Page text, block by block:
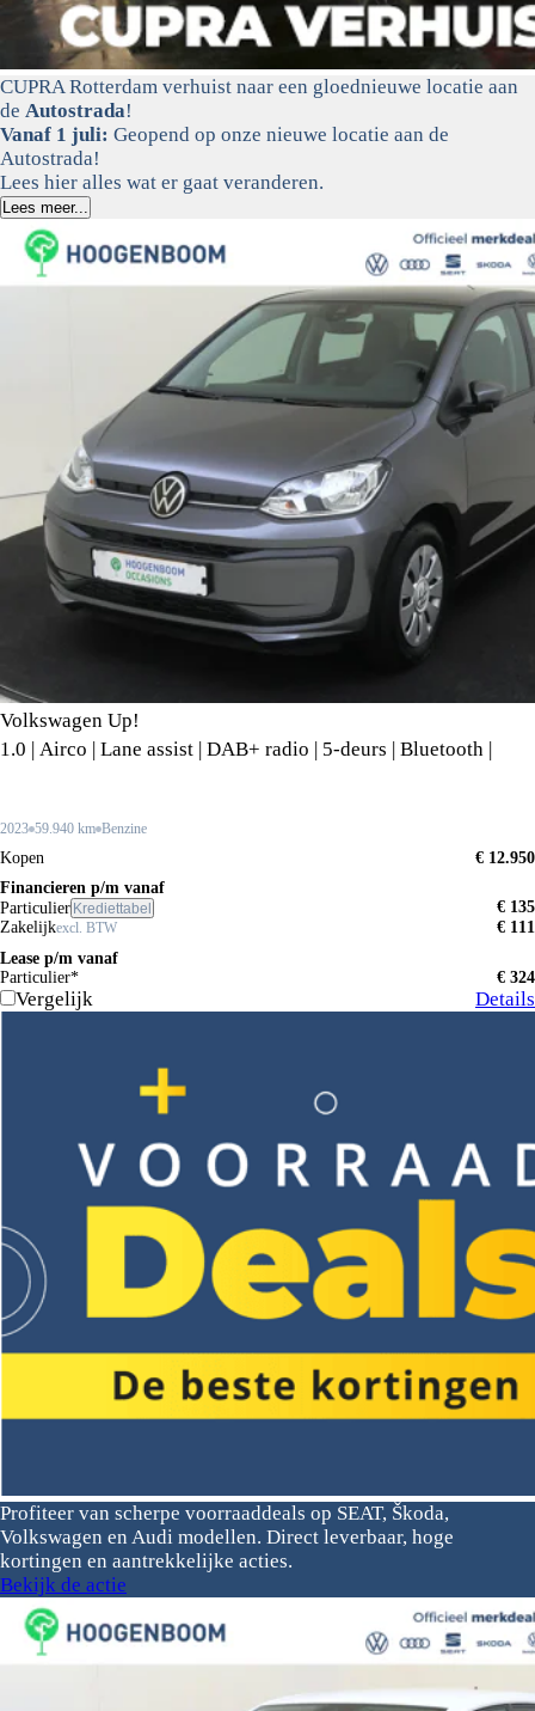
CUPRA Rotterdam verhuist naar een gloednieuwe locatie aan
de Autostrada!
Vanaf 1 juli: Geopend op onze nieuwe locatie aan de
Autostrada!
Lees hier alles wat er gaat veranderen.
Lees meer...
Volkswagen Up!
1.0 | Airco | Lane assist | DAB+ radio | 5-deurs | Bluetooth |
2023 59.940 km Benzine
Kopen
€ 12.950
Financieren p/m vanaf
Particulier Krediettabel
€ 135
Zakelijkexcl. BTW
€ 111
Lease p/m vanaf
Particulier*
€ 324
Vergelijk Details
Profiteer van scherpe voorraaddeals op SEAT, Škoda,
Volkswagen en Audi modellen. Direct leverbaar, hoge
kortingen en aantrekkelijke acties.
Bekijk de actie